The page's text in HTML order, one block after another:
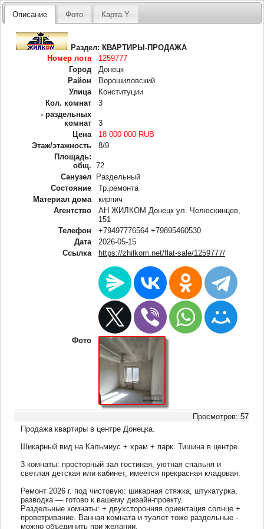
Описание Фото Карта Y
Раздел:КВАРТИРЫ-ПРОДАЖА
Номер лота
1259777
Город
Донецк
Район
Ворошиловский
Улица
Конституции
Кол. комнат
3
- раздельных
комнат
3
Цена
18 000 000 RUB
Этаж/этажность
8/9
Площадь:
общ.
72
Санузел Раздельный
Состояние
Тр.ремонта
Материал дома
кирпич
Агентство
АН ЖИЛКОМ Донецк ул. Челюскинцев,
151
Телефон
+79497776564 +79895460530
Дата
2026-05-15
Ссылка
https://zhilkom.net/flat-sale/1259777/
Фото
Просмотров: 57
Продажа квартиры в центре Донецка.
Шикарный вид на Кальмиус + храм + парк. Тишина в центре.
3 комнаты: просторный зал гостиная, уютная спальня и
светлая детская или кабинет, имеется прекрасная кладовая.
Ремонт 2026 г. под чистовую: шикарная стяжка, штукатурка,
разводка — готово к вашему дизайн-проекту.
Раздельные комнаты: + двухсторонняя ориентация солнце +
проветривание. Ванная комната и туалет тоже раздельные -
можно объединить при желании.